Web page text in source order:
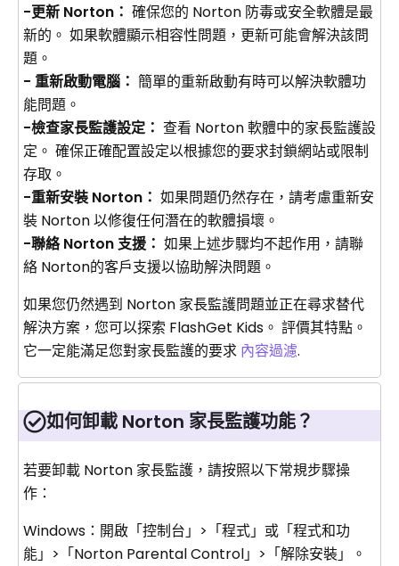
-更新 Norton： 確保您的 Norton 防毒或安全軟體是最
新的。 如果軟體顯示相容性問題，更新可能會解決該問
題。
- 重新啟動電腦： 簡單的重新啟動有時可以解決軟體功
能問題。
-檢查家長監護設定： 查看 Norton 軟體中的家長監護設
定。 確保正確配置設定以根據您的要求封鎖網站或限制
存取。
-重新安裝 Norton： 如果問題仍然存在，請考慮重新安
裝 Norton 以修復任何潛在的軟體損壞。
-聯絡 Norton 支援： 如果上述步驟均不起作用，請聯
絡 Norton的客戶支援以協助解決問題。
如果您仍然遇到 Norton 家長監護問題並正在尋求替代
解決方案，您可以探索 FlashGet Kids。 評價其特點。
它一定能滿足您對家長監護的要求 內容過濾.
如何卸載 Norton 家長監護功能？
若要卸載 Norton 家長監護，請按照以下常規步驟操
作：
Windows：開啟「控制台」>「程式」或「程式和功
能」>「Norton Parental Control」>「解除安裝」。